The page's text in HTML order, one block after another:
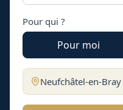
Pour qui ?
Pour moi
Neufchâtel-en-Bray